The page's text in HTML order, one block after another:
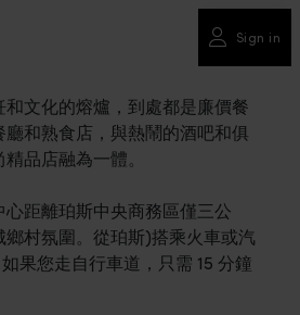
Sign in
和文化的熔爐，到處都是廉價餐
和熟食店，與熱鬧的酒吧和俱
品店融為一體。
距離珀斯中央商務區僅三公
鄉村氛圍。從珀斯)搭乘火車或汽
果您走自行車道，只需 15 分鐘